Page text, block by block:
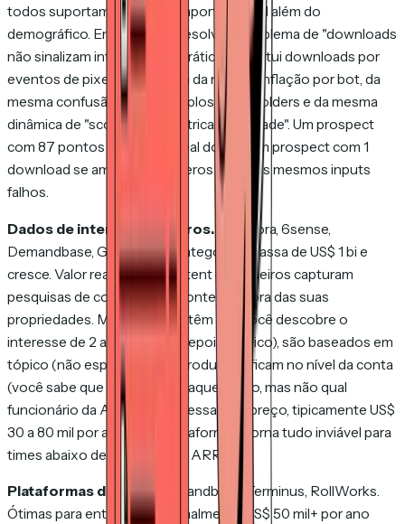
todos suportam scoring comportamental além do
demográfico. Em tese, isso resolve o problema de "downloads
não sinalizam intenção". Na prática, substitui downloads por
eventos de pixel, que sofrem da mesma inflação por bot, da
mesma confusão entre múltiplos stakeholders e da mesma
dinâmica de "score como métrica de vaidade". Um prospect
com 87 pontos não é mais real do que um prospect com 1
download se ambos os números vêm dos mesmos inputs
falhos.
Dados de intent de terceiros.Bombora, 6sense,
Demandbase, G2 Intent. A categoria já passa de US$ 1 bi e
cresce. Valor real: sinais de intent de terceiros capturam
pesquisas de compra que acontecem fora das suas
propriedades. Mas os dados têm lag (você descobre o
interesse de 2 a 4 semanas depois do pico), são baseados em
tópico (não específicos de produto) e ficam no nível da conta
(você sabe que a Acme está aquecendo, mas não qual
funcionário da Acme se interessa). E o preço, tipicamente US$
30 a 80 mil por ano pelas plataformas, torna tudo inviável para
times abaixo de US$ 10 mi de ARR.
Plataformas de ABM.Demandbase, Terminus, RollWorks.
Ótimas para enterprise. Normalmente US$ 50 mil+ por ano